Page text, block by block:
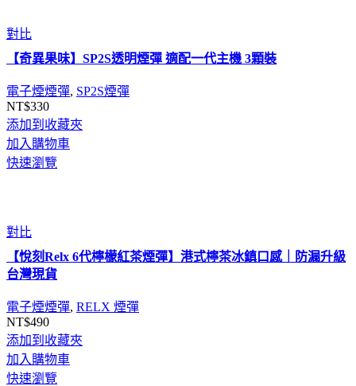
對比
【奇異果味】SP2S透明煙彈 適配一代主機 3顆裝
電子煙煙彈, SP2S煙彈
NT$330
添加到收藏夾
加入購物車
快速瀏覽
對比
【悅刻Relx 6代檸檬紅茶煙彈】港式檸茶冰鎮口感｜防漏升級
台灣現貨
電子煙煙彈, RELX 煙彈
NT$490
添加到收藏夾
加入購物車
快速瀏覽